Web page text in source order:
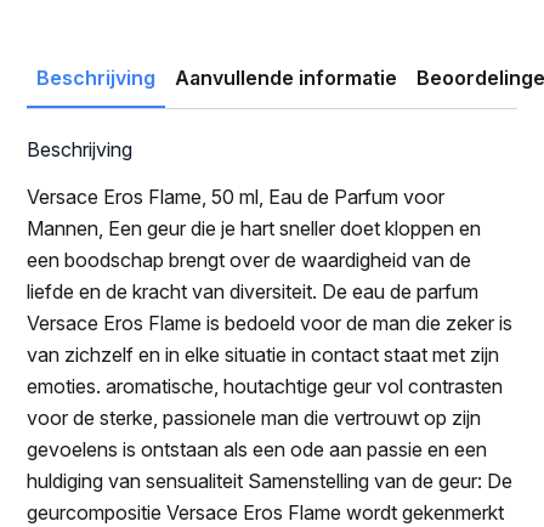
Beschrijving Aanvullende informatie
Beschrijving
Versace Eros Flame, 50 ml, Eau de Parfum voor
Mannen, Een geur die je hart sneller doet kloppen en
een boodschap brengt over de waardigheid van de
liefde en de kracht van diversiteit. De eau de parfum
Versace Eros Flame is bedoeld voor de man die zeker is
van zichzelf en in elke situatie in contact staat met zijn
emoties. aromatische, houtachtige geur vol contrasten
voor de sterke, passionele man die vertrouwt op zijn
gevoelens is ontstaan als een ode aan passie en een
huldiging van sensualiteit Samenstelling van de geur: De
geurcompositie Versace Eros Flame wordt gekenmerkt